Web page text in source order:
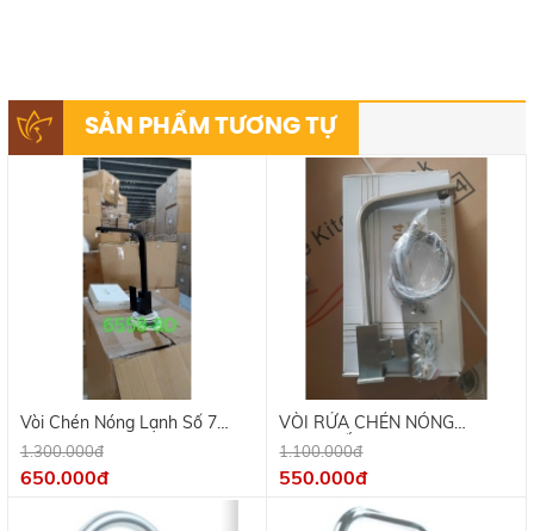
SẢN PHẨM TƯƠNG TỰ
Vòi Chén Nóng Lạnh Số 7
Nano Đen
1.300.000đ
650.000đ
VÒI RỬA CHÉN NÓNG
LẠNH SỐ 7
1.100.000đ
550.000đ